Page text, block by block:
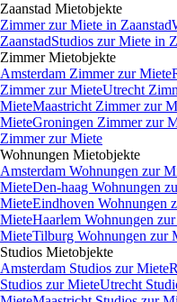
Zaanstad Mietobjekte
Zimmer zur Miete in Zaanstad
ZaanstadStudios zur Miete in
Zimmer Mietobjekte
Amsterdam Zimmer zur Miete
Zimmer zur MieteUtrecht
MieteMaastricht Zimmer zur
MieteGroningen Zimmer zur
Zimmer zur Miete
Wohnungen Mietobjekte
Amsterdam Wohnungen zur
MieteDen-haag Wohnungen
MieteEindhoven Wohnungen
MieteHaarlem Wohnungen
MieteTilburg Wohnungen zur
Studios Mietobjekte
Amsterdam Studios zur Miete
Studios zur MieteUtrecht